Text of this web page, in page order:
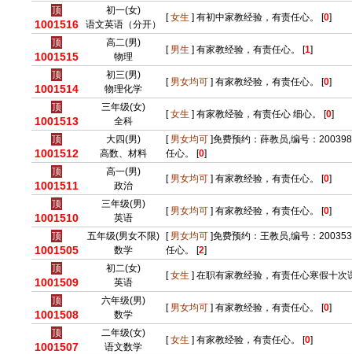
顶
1001516
初一(女)
语文英语（分开）
[女生 ] 有初中家教经验，有责任心。 [0]
顶
1001515
高二(男)
物理
[男生 ] 有家教经验，有责任心。 [1]
顶
1001514
初三(男)
物理化学
[男女均可 ] 有家教经验，有责任心。 [0]
顶
1001513
三年级(女)
全科
[女生 ] 有家教经验，有责任心 细心。 [0]
顶
1001512
大四(男)
高数、材料
[男女均可 ]免费预约：薛教员,编号：
任心。 [0]
顶
1001511
高一(男)
政治
[男女均可 ] 有家教经验，有责任心。 [0]
顶
1001510
三年级(男)
英语
[男女均可 ] 有家教经验，有责任心。 [0]
顶
1001505
五年级(男女不限)
数学
[男女均可 ]免费预约：王教员,编号：
任心。 [2]
顶
1001509
初二(女)
英语
[女生 ] 在职有家教经验，有责任心寒假十次
顶
1001508
六年级(男)
数学
[男女均可 ] 有家教经验，有责任心。 [0]
顶
1001507
二年级(女)
语文数学
[女生 ] 有家教经验，有责任心。 [0]